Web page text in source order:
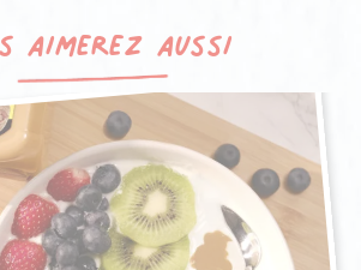
aimerez aussi